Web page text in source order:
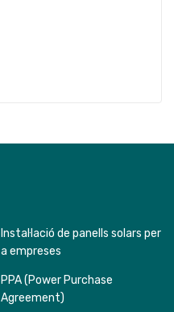
Instal·lació de panells solars per
a empreses
PPA (Power Purchase
Agreement)